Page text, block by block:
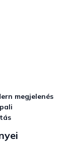
megjelenés